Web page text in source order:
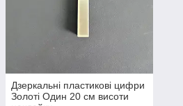
Дзеркальні пластикові цифри
Золоті Один 20 см висоти